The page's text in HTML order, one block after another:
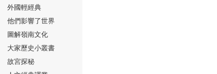
⑰
外國輕經典
他們影響了世界
圖解嶺南文化
大家歷史小叢書
故宮探秘